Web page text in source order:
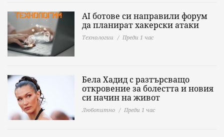
AI ботове си направили форум
да планират хакерски атаки
Технологии Преди 1 час
Бела Хадид с разтърсващо
откровение за болестта и новия
си начин на живот
Любопитно Преди 1 час